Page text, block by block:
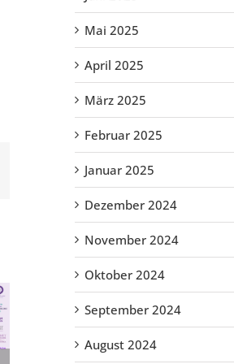
Mai 2025
April 2025
März 2025
Februar 2025
Januar 2025
Dezember 2024
November 2024
Oktober 2024
September 2024
August 2024